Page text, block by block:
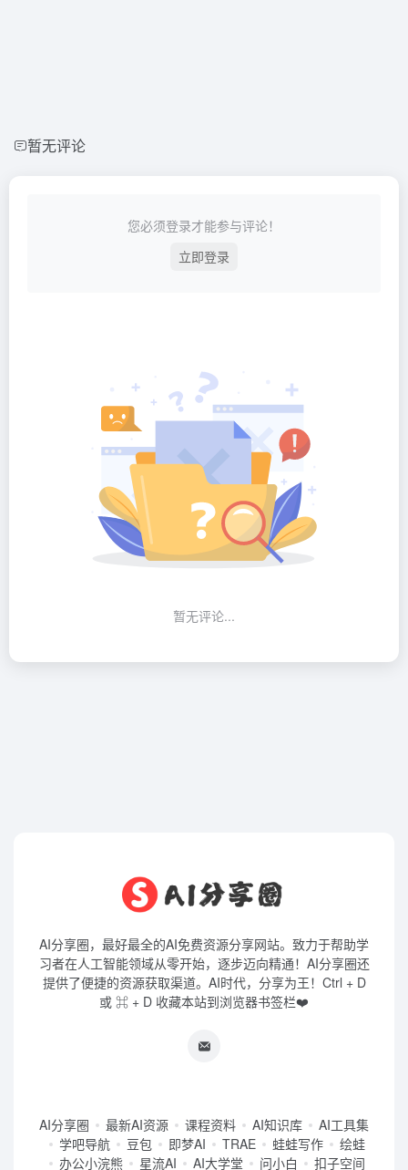
暂无评论
您必须登录才能参与评论！
立即登录
暂无评论...
AI分享圈，最好最全的AI免费资源分享网站。致力于帮助学
习者在人工智能领域从零开始，逐步迈向精通！AI分享圈还
提供了便捷的资源获取渠道。AI时代，分享为王！Ctrl + D
或 ⌘ + D 收藏本站到浏览器书签栏❤️
AI分享圈 最新AI资源 课程资料 AI知识库
AI工具集
学吧导航
豆包 即梦AI TRAE 蛙蛙写作
绘蛙
办公小浣熊
星流AI AI大学堂 问小白 扣子空间